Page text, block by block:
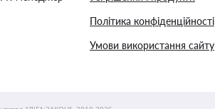
Політика конфіденційності
Умови використання сайту